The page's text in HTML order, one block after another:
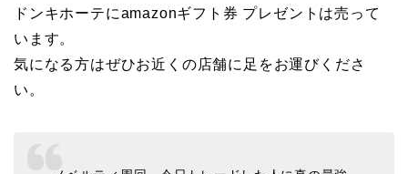
ドンキホーテにamazonギフト券 プレゼントは売って
います。
気になる方はぜひお近くの店舗に足をお運びくださ
い。